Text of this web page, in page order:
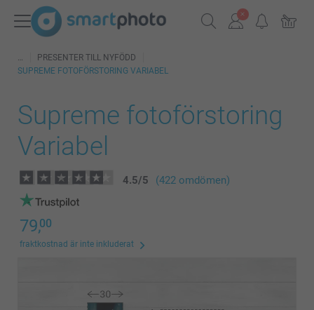
PRESENTER TILL NYFÖDD
SUPREME FOTOFÖRSTORING VARIABEL
Supreme fotoförstoring
Variabel
4.5/5 (422 omdömen)
79,00
fraktkostnad är inte inkluderat